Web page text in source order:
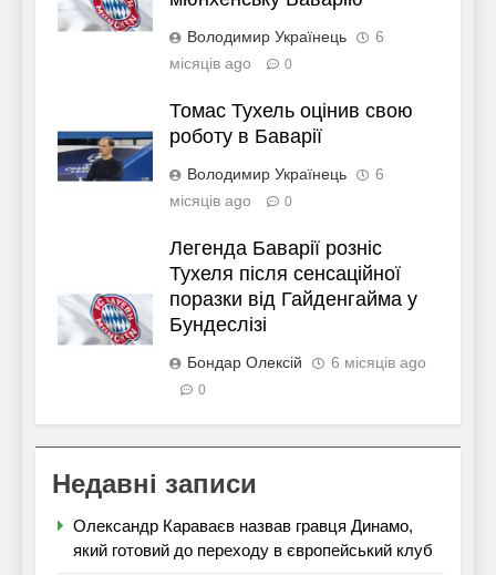
Володимир Українець
6
місяців ago
0
Томас Тухель оцінив свою
роботу в Баварії
Володимир Українець
6
місяців ago
0
Легенда Баварії розніс
Тухеля після сенсаційної
поразки від Гайденгайма у
Бундеслізі
Бондар Олексій 6 місяців ago
0
Недавні записи
Олександр Караваєв назвав гравця Динамо,
який готовий до переходу в європейський клуб